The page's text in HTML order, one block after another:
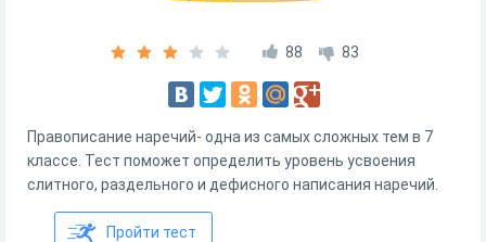
88 83
Правописание наречий- одна из самых сложных тем в 7
классе. Тест поможет определить уровень усвоения
слитного, раздельного и дефисного написания наречий.
Пройти тест